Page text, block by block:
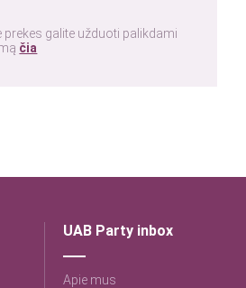
prekes galite užduoti palikdami
čia
UAB Party inbox
Apie mus